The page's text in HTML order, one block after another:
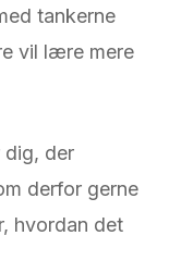
tankerne
vil lære mere
der
derfor gerne
hvordan det